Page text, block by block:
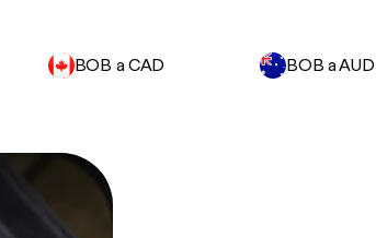
BOB a CAD BOB a AUD